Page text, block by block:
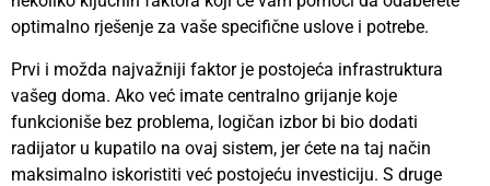
optimalno rješenje za vaše specifične uslove i potrebe.
Prvi i možda najvažniji faktor je postojeća infrastruktura
vašeg doma. Ako već imate centralno grijanje koje
funkcioniše bez problema, logičan izbor bi bio dodati
radijator u kupatilo na ovaj sistem, jer ćete na taj način
maksimalno iskoristiti već postojeću investiciju. S druge